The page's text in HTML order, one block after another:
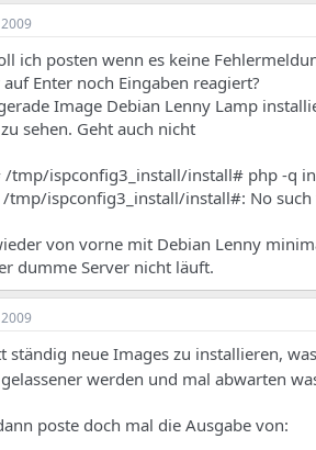
ich posten wenn es keine
Enter noch Eingaben reagiert?
Image Debian Lenny Lamp
sehen. Geht auch nicht
tmp/ispconfig3_install/install# php -q
/tmp/ispconfig3_install/install#: No
von vorne mit Debian Lenny
dumme Server nicht läuft.
ständig neue Images zu installieren,
werden und mal abwarten
poste doch mal die Ausgabe von: